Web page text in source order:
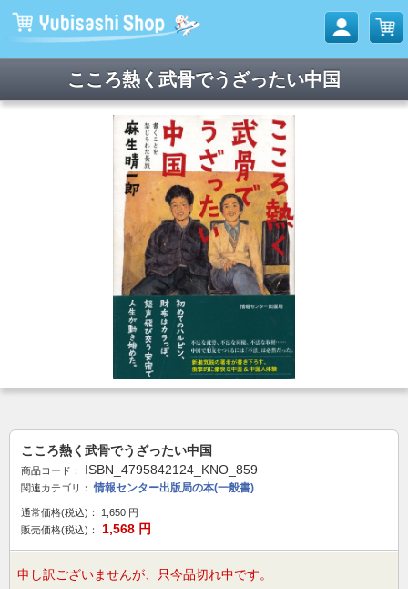
こころ熱く武骨でうざったい中国
こころ熱く武骨でうざったい中国
商品コード： ISBN_4795842124_KNO_859
関連カテゴリ： 情報センター出版局の本(一般書)
通常価格(税込)： 1,650 円
販売価格(税込)：
1,568 円
申し訳ございませんが、只今品切れ中です。